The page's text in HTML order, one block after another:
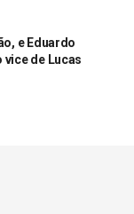
e Eduardo
de Lucas